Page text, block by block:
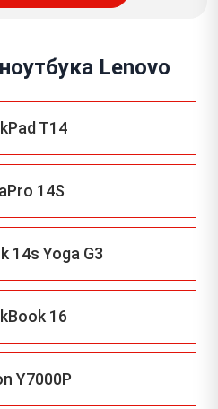
Lenovo
T14
14S
14s Yoga G3
16
Y7000P